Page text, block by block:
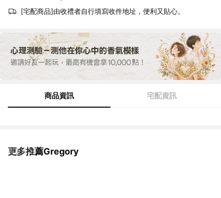
[宅配商品]由收禮者自行填寫收件地址，便利又貼心。
商品資訊 宅配資訊
更多推薦Gregory
看更多